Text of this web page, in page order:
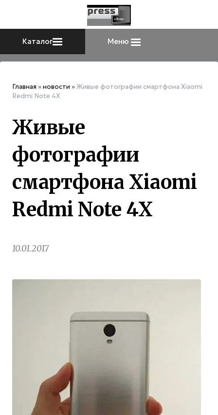
Каталог Меню
Главная »новости »Живые фотографии смартфона Xiaomi
Redmi Note 4X
Живые
фотографии
смартфона Xiaomi
Redmi Note 4X
10.01.2017